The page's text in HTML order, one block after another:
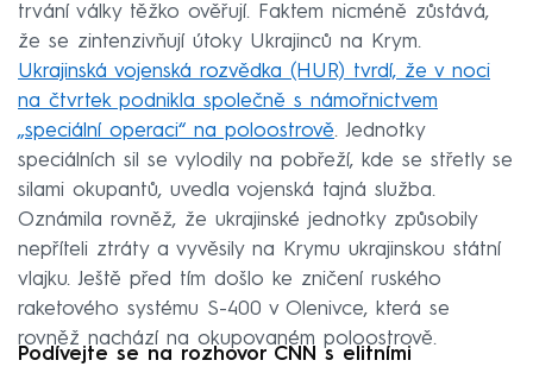
trvání války těžko ověřují. Faktem nicméně zůstává,
že se zintenzivňují útoky Ukrajinců na Krym.
Ukrajinská vojenská rozvědka (HUR) tvrdí, že v noci
na čtvrtek podnikla společně s námořnictvem
„speciální operaci“ na poloostrově. Jednotky
speciálních sil se vylodily na pobřeží, kde se střetly se
silami okupantů, uvedla vojenská tajná služba.
Oznámila rovněž, že ukrajinské jednotky způsobily
nepříteli ztráty a vyvěsily na Krymu ukrajinskou státní
vlajku. Ještě před tím došlo ke zničení ruského
raketového systému S-400 v Olenivce, která se
rovněž nachází na okupovaném poloostrově.
Podívejte se na rozhovor CNN s elitními